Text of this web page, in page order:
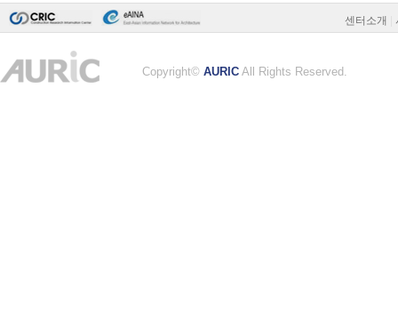
센터소개
Copyright© AURIC All Rights Reserved.